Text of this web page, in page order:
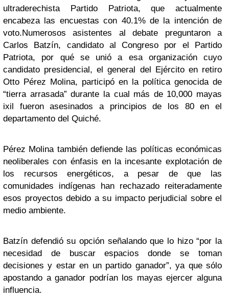
ultraderechista Partido Patriota, que actualmente
encabeza las encuestas con 40.1% de la intención de
voto.Numerosos asistentes al debate preguntaron a
Carlos Batzín, candidato al Congreso por el Partido
Patriota, por qué se unió a esa organización cuyo
candidato presidencial, el general del Ejército en retiro
Otto Pérez Molina, participó en la política genocida de
“tierra arrasada” durante la cual más de 10,000 mayas
ixil fueron asesinados a principios de los 80 en el
departamento del Quiché.
Pérez Molina también defiende las políticas económicas
neoliberales con énfasis en la incesante explotación de
los recursos energéticos, a pesar de que las
comunidades indígenas han rechazado reiteradamente
esos proyectos debido a su impacto perjudicial sobre el
medio ambiente.
Batzín defendió su opción señalando que lo hizo “por la
necesidad de buscar espacios donde se toman
decisiones y estar en un partido ganador”, ya que sólo
apostando a ganador podrían los mayas ejercer alguna
influencia.